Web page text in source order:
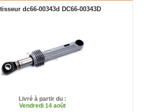
dc66-00343d DC66-00343D
Livré à partir du :
Vendredi14 août